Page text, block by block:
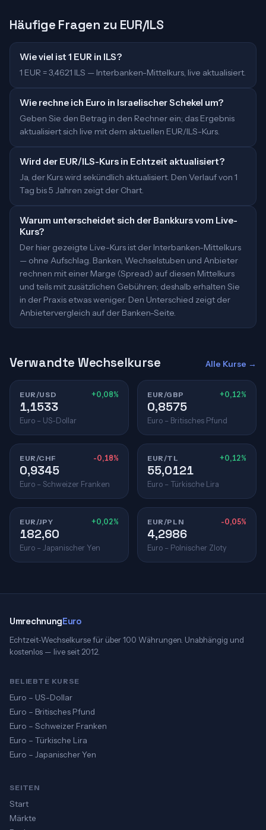
Häufige Fragen zu EUR/ILS
Wie viel ist 1 EUR in ILS?
1 EUR = 3,4621 ILS — Interbanken-Mittelkurs, live aktualisiert.
Wie rechne ich Euro in Israelischer Schekel um?
Geben Sie den Betrag in den Rechner ein; das Ergebnis
aktualisiert sich live mit dem aktuellen EUR/ILS-Kurs.
Wird der EUR/ILS-Kurs in Echtzeit aktualisiert?
Ja, der Kurs wird sekündlich aktualisiert. Den Verlauf von 1
Tag bis 5 Jahren zeigt der Chart.
Warum unterscheidet sich der Bankkurs vom Live-
Kurs?
Der hier gezeigte Live-Kurs ist der Interbanken-Mittelkurs
— ohne Aufschlag. Banken, Wechselstuben und Anbieter
rechnen mit einer Marge (Spread) auf diesen Mittelkurs
und teils mit zusätzlichen Gebühren; deshalb erhalten Sie
in der Praxis etwas weniger. Den Unterschied zeigt der
Anbietervergleich auf der Banken-Seite.
Verwandte Wechselkurse Alle Kurse →
EUR/USD +0,08%
1,1533
Euro – US-Dollar
EUR/GBP +0,12%
0,8575
Euro – Britisches Pfund
EUR/CHF -0,18%
0,9345
Euro – Schweizer Franken
EUR/TL +0,12%
55,0121
Euro – Türkische Lira
EUR/JPY +0,02%
182,60
Euro – Japanischer Yen
EUR/PLN -0,05%
4,2986
Euro – Polnischer Zloty
UmrechnungEuro
Echtzeit-Wechselkurse für über 100 Währungen. Unabhängig und
kostenlos — live seit 2012.
BELIEBTE KURSE
Euro – US-Dollar
Euro – Britisches Pfund
Euro – Schweizer Franken
Euro – Türkische Lira
Euro – Japanischer Yen
SEITEN
Start
Märkte